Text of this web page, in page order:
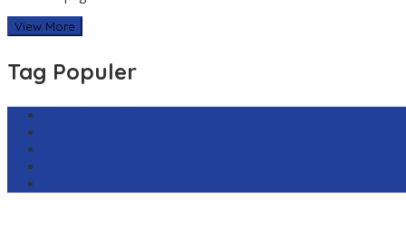
View More
Tag Populer